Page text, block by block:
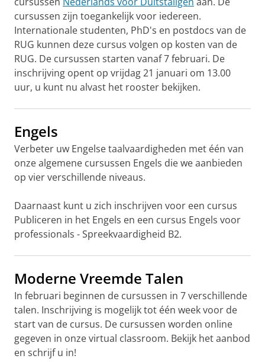
cursussen zijn toegankelijk voor iedereen.
Internationale studenten, PhD's en postdocs van de
RUG kunnen deze cursus volgen op kosten van de
RUG. De cursussen starten vanaf 7 februari. De
inschrijving opent op vrijdag 21 januari om 13.00
uur, u kunt nu alvast het rooster bekijken.
Engels
Verbeter uw Engelse taalvaardigheden met één van
onze algemene cursussen Engels die we aanbieden
op vier verschillende niveaus.
Daarnaast kunt u zich inschrijven voor een cursus
Publiceren in het Engels en een cursus Engels voor
professionals - Spreekvaardigheid B2.
Moderne Vreemde Talen
In februari beginnen de cursussen in 7 verschillende
talen. Inschrijving is mogelijk tot één week voor de
start van de cursus. De cursussen worden online
gegeven in onze virtual classroom. Bekijk het aanbod
en schrijf u in!